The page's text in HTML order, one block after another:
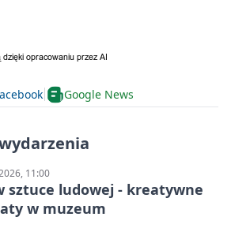
Google News
11:00
sztuce ludowej - kreatywne
w muzeum